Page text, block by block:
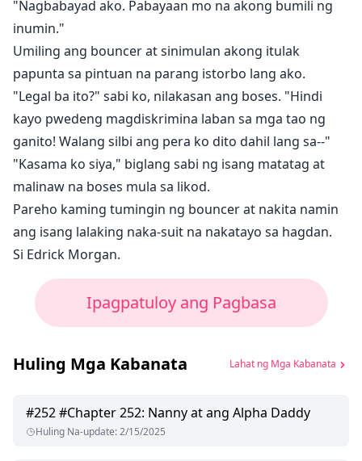
"Nagbabayad ako. Pabayaan mo na akong bumili ng
inumin."
Umiling ang bouncer at sinimulan akong itulak
papunta sa pintuan na parang istorbo lang ako.
"Legal ba ito?" sabi ko, nilakasan ang boses. "Hindi
kayo pwedeng magdiskrimina laban sa mga tao ng
ganito! Walang silbi ang pera ko dito dahil lang sa--"
"Kasama ko siya," biglang sabi ng isang matatag at
malinaw na boses mula sa likod.
Pareho kaming tumingin ng bouncer at nakita namin
ang isang lalaking naka-suit na nakatayo sa hagdan.
Si Edrick Morgan.
Ipagpatuloy ang Pagbasa
Huling Mga Kabanata Lahat ng Mga Kabanata
#252#Chapter 252: Nanny at ang Alpha Daddy
Huling Na-update:2/15/2025